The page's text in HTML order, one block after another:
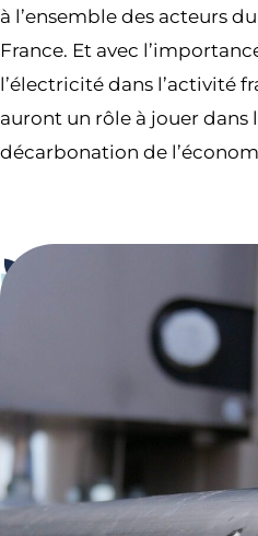
à l’ensemble des acteurs
France. Et avec
l’électricité dans l’activité
auront un rôle à jouer dans
décarbonation de